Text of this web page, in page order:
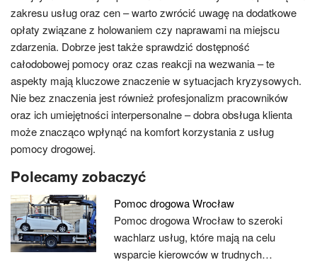
zakresu usług oraz cen – warto zwrócić uwagę na dodatkowe
opłaty związane z holowaniem czy naprawami na miejscu
zdarzenia. Dobrze jest także sprawdzić dostępność
całodobowej pomocy oraz czas reakcji na wezwania – te
aspekty mają kluczowe znaczenie w sytuacjach kryzysowych.
Nie bez znaczenia jest również profesjonalizm pracowników
oraz ich umiejętności interpersonalne – dobra obsługa klienta
może znacząco wpłynąć na komfort korzystania z usług
pomocy drogowej.
Polecamy zobaczyć
Pomoc drogowa Wrocław
Pomoc drogowa Wrocław to szeroki
wachlarz usług, które mają na celu
wsparcie kierowców w trudnych…